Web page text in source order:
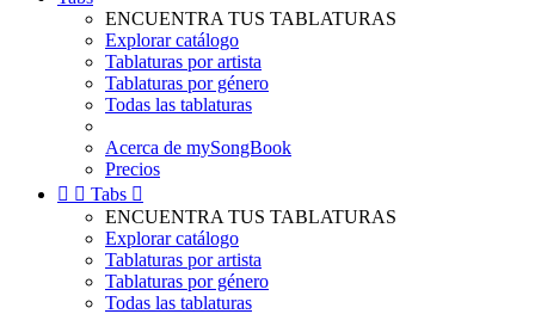
ENCUENTRA TUS TABLATURAS
Explorar catálogo
Tablaturas por artista
Tablaturas por género
Todas las tablaturas
Acerca de mySongBook
Precios
  Tabs 
ENCUENTRA TUS TABLATURAS
Explorar catálogo
Tablaturas por artista
Tablaturas por género
Todas las tablaturas